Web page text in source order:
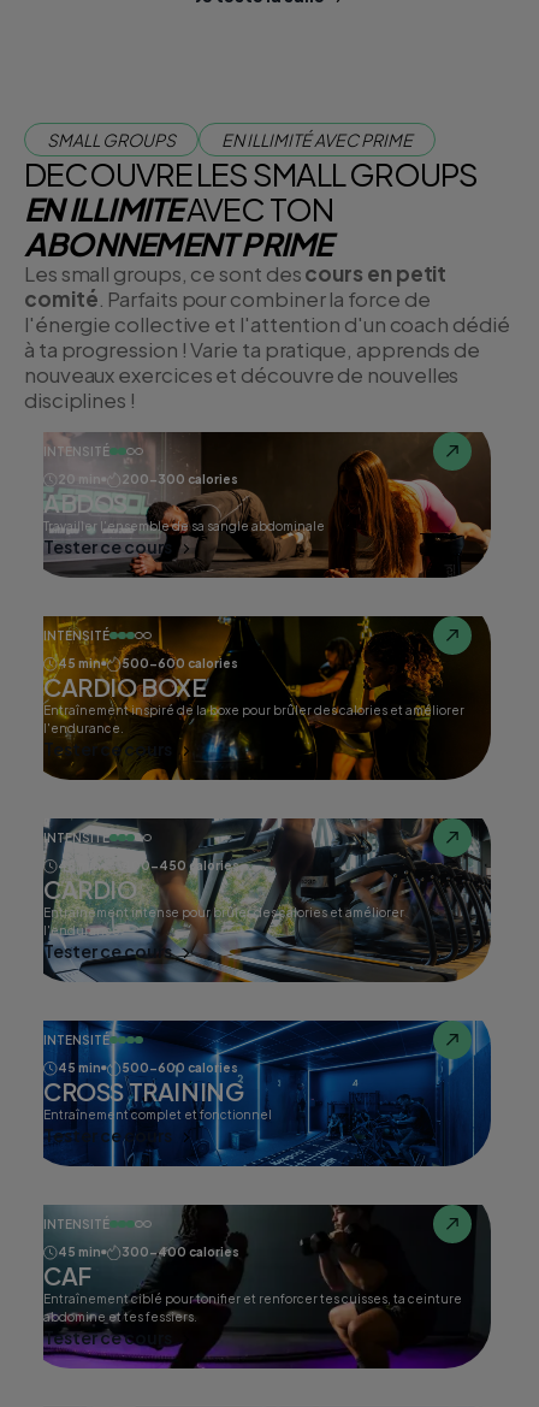
SMALL GROUPS EN ILLIMITÉ AVEC PRIME
DECOUVRE LES SMALL GROUPS
EN ILLIMITEAVEC TON
ABONNEMENT PRIME
Les small groups, ce sont descours en petit
comité . Parfaits pour combiner la force de
l'énergie collective et l'attention d'un coach dédié
à ta progression ! Varie ta pratique, apprends de
nouveaux exercices et découvre de nouvelles
disciplines !
INTENSITÉ
20 min
200-300 calories
ABDOS
Travailler l'ensemble de sa sangle abdominale
Tester ce cours
INTENSITÉ
45 min
500-600 calories
CARDIO BOXE
Entraînement inspiré de la boxe pour brûler des calories et améliorer
l'endurance.
Tester ce cours
INTENSITÉ
45 min
400-450 calories
CARDIO
Entraînement intense pour brûler des calories et améliorer
l'endurance.
Tester ce cours
INTENSITÉ
45 min
500-600 calories
CROSS TRAINING
Entraînement complet et fonctionnel
Tester ce cours
INTENSITÉ
45 min
300-400 calories
CAF
Entraînement ciblé pour tonifier et renforcer tes cuisses, ta ceinture
abdomine et tes fessiers.
Tester ce cours